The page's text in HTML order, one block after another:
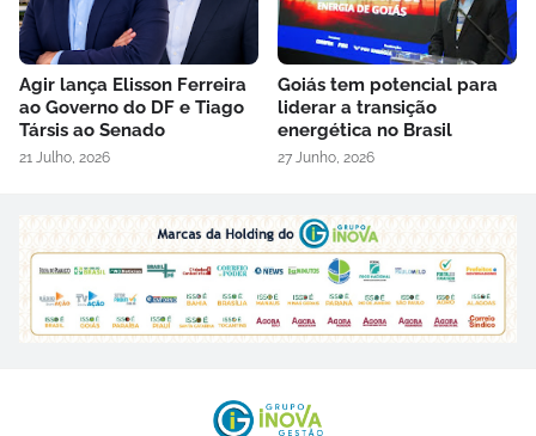
Agir lança Elisson Ferreira
ao Governo do DF e Tiago
Társis ao Senado
21 Julho, 2026
Goiás tem potencial para
liderar a transição
energética no Brasil
27 Junho, 2026